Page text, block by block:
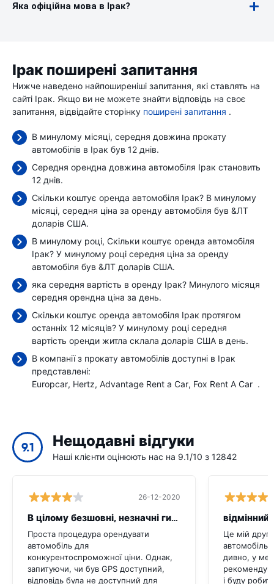
Яка офіційна мова в Ірак?
Ірак поширені запитання
Нижче наведено найпоширеніші запитання, які ставлять на
сайті Ірак. Якщо ви не можете знайти відповідь на своє
запитання, відвідайте сторінку поширені запитання .
В минулому місяці, середня довжина прокату
автомобілів в Ірак був 12 днів.
Середня орендна довжина автомобіля Ірак становить
12 днів.
Скільки коштує оренда автомобіля Ірак? В минулому
місяці, середня ціна за оренду автомобіля був &ЛТ
доларів США.
В минулому році, Скільки коштує оренда автомобіля
Ірак? У минулому році середня ціна за оренду
автомобіля був &ЛТ доларів США.
яка середня вартість в оренду Ірак? Минулого місяця
середня орендна ціна за день.
Скільки коштує оренда автомобіля Ірак протягом
останніх 12 місяців? У минулому році середня
вартість оренди житла склала доларів США в день.
В компанії з прокату автомобілів доступні в Ірак
представлені:
Europcar Hertz Advantage Rent a Car Fox Rent A Car .
9.1 Нещодавні відгуки
Наші клієнти оцінюють нас на 9.1/10 з 12842
26-12-2020
В цілому безшовні, незначні гикати
Проста процедура орендувати
автомобіль для
конкурентоспроможної ціни. Однак,
запитуючи, чи був GPS доступний,
відповідь була не доступний для
відмінний
Це мій
автомобіль
дивно, у
і буду